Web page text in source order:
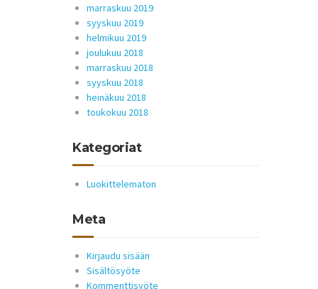
marraskuu 2019
syyskuu 2019
helmikuu 2019
joulukuu 2018
marraskuu 2018
syyskuu 2018
heinäkuu 2018
toukokuu 2018
Kategoriat
Luokittelematon
Meta
Kirjaudu sisään
Sisältösyöte
Kommenttisyöte